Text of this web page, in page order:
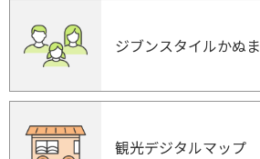
ジブンスタイルかぬま
観光デジタルマップ